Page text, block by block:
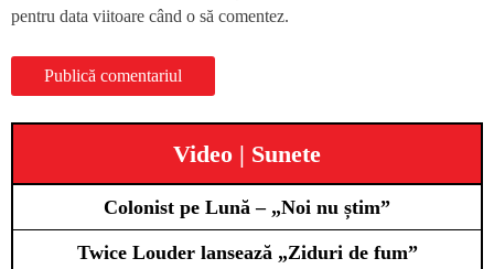
pentru data viitoare când o să comentez.
Video | Sunete
Colonist pe Lună – „Noi nu știm”
Twice Louder lansează „Ziduri de fum”